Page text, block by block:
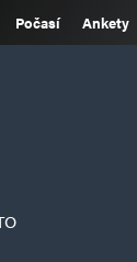
Počasí Ankety